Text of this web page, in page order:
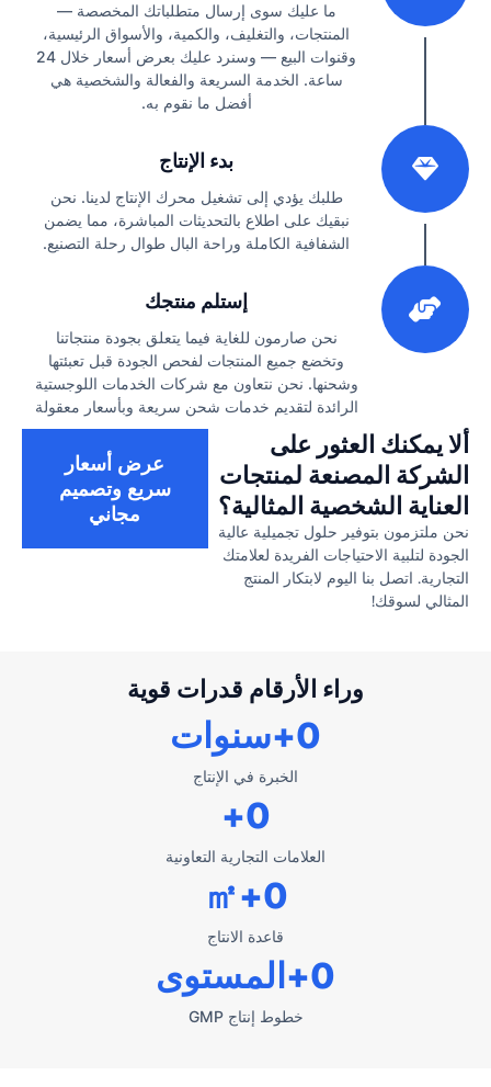
ما عليك سوى إرسال متطلباتك المخصصة —
المنتجات، والتغليف، والكمية، والأسواق الرئيسية،
وقنوات البيع — وسنرد عليك بعرض أسعار خلال 24
ساعة. الخدمة السريعة والفعالة والشخصية هي
أفضل ما نقوم به.
بدء الإنتاج
طلبك يؤدي إلى تشغيل محرك الإنتاج لدينا. نحن
نبقيك على اطلاع بالتحديثات المباشرة، مما يضمن
الشفافية الكاملة وراحة البال طوال رحلة التصنيع.
إستلم منتجك
نحن صارمون للغاية فيما يتعلق بجودة منتجاتنا
وتخضع جميع المنتجات لفحص الجودة قبل تعبئتها
وشحنها. نحن نتعاون مع شركات الخدمات اللوجستية
الرائدة لتقديم خدمات شحن سريعة وبأسعار معقولة
ألا يمكنك العثور على
الشركة المصنعة لمنتجات
العناية الشخصية المثالية؟
نحن ملتزمون بتوفير حلول تجميلية عالية
الجودة لتلبية الاحتياجات الفريدة لعلامتك
التجارية. اتصل بنا اليوم لابتكار المنتج
المثالي لسوقك!
عرض أسعار
سريع وتصميم
مجاني
وراء الأرقام قدرات قوية
الخبرة في الإنتاج
0+سنوات
العلامات التجارية التعاونية
0
+
قاعدة الانتاج
0
+㎡
خطوط إنتاج GMP
0+المستوى